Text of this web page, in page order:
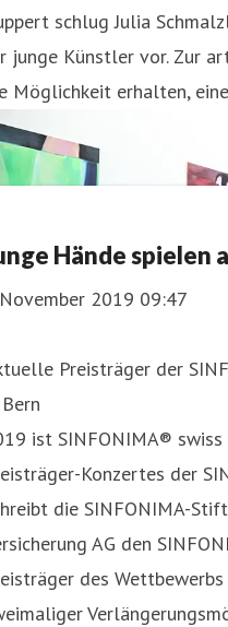
schlug Julia
junge Künstler vor. Zur
Möglichkeit erhalten,
Hände
2019 09:47
Preisträger der
ist SINFONIMA®
Konzertes der
die SINFONIMA-
AG den
des